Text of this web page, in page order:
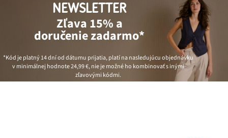
NEWSLETTER
Zľava 15% a
doručenie zadarmo*
*Kód je platný 14 dní od dátumu prijatia, platí na nasledujúcu objednávku
v minimálnej hodnote24,99 €, nie je možné ho kombinovať s inými
zľavovými kódmi.